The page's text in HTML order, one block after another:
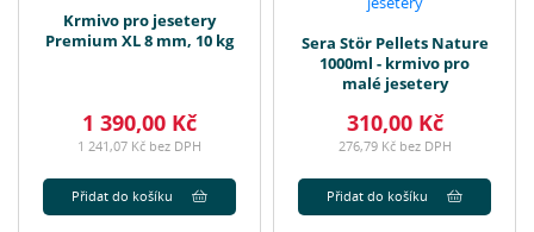
Krmivo pro jesetery
Premium XL 8 mm, 10 kg
1 390,00 Kč
1 241,07 Kč bez DPH
Přidat do košíku
Sera Stör Pellets Nature
1000ml - krmivo pro
malé jesetery
310,00 Kč
276,79 Kč bez DPH
Přidat do košíku